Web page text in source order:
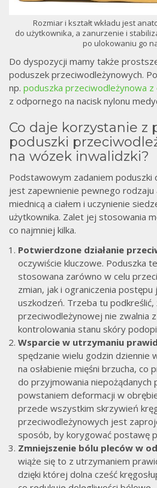
Rozmiar i kształt wkładu jest
do użytkownika, a zanurzenie i
po ulokowaniu go
Do dyspozycji mamy także
poduszek przeciwodleżynowych.
np. poduszka przeciwodleżynowa
z odpornego na nacisk nylonu
Co daje korzystanie z
poduszki
na wózek inwalidzki?
Podstawowym zadaniem poduszki
jest zapewnienie pewnego
miednicą a ciałem i uczynienie
użytkownika. Zalet jej stosowania
co najmniej kilka.
Potwierdzone działanie
oczywiście kluczowe. Poduszka
stosowana zarówno w celu
zmian, jak i ograniczenia postępu
uszkodzeń. Trzeba tu podkreślić,
przeciwodleżynowej nie zwalnia
kontrolowania stanu skóry
Wsparcie w utrzymaniu
spędzanie wielu godzin dziennie
na osłabienie mięśni brzucha, co
do przyjmowania niepożądanych
powstaniem deformacji w
przede wszystkim skrzywień
przeciwodleżynowych jest
sposób, by korygować postawę
Zmniejszenie bólu pleców w
wiąże się to z utrzymaniem
dzięki której dolna cześć